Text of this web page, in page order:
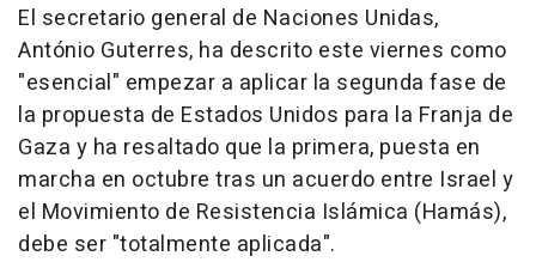
El secretario general de Naciones Unidas,
António Guterres, ha descrito este viernes como
"esencial" empezar a aplicar la segunda fase de
la propuesta de Estados Unidos para la Franja de
Gaza y ha resaltado que la primera, puesta en
marcha en octubre tras un acuerdo entre Israel y
el Movimiento de Resistencia Islámica (Hamás),
debe ser "totalmente aplicada".